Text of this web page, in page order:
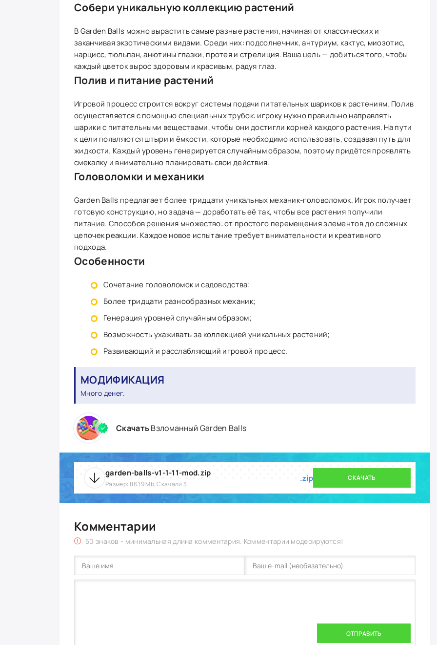
Собери уникальную коллекцию растений
В Garden Balls можно вырастить самые разные растения, начиная от классических и
заканчивая экзотическими видами. Среди них: подсолнечник, антуриум, кактус, миозотис,
нарцисс, тюльпан, анютины глазки, протея и стрелиция. Ваша цель — добиться того, чтобы
каждый цветок вырос здоровым и красивым, радуя глаз.
Полив и питание растений
Игровой процесс строится вокруг системы подачи питательных шариков к растениям. Полив
осуществляется с помощью специальных трубок: игроку нужно правильно направлять
шарики с питательными веществами, чтобы они достигли корней каждого растения. На пути
к цели появляются штыри и ёмкости, которые необходимо использовать, создавая путь для
жидкости. Каждый уровень генерируется случайным образом, поэтому придётся проявлять
смекалку и внимательно планировать свои действия.
Головоломки и механики
Garden Balls предлагает более тридцати уникальных механик-головоломок. Игрок получает
готовую конструкцию, но задача — доработать её так, чтобы все растения получили
питание. Способов решения множество: от простого перемещения элементов до сложных
цепочек реакции. Каждое новое испытание требует внимательности и креативного
подхода.
Особенности
Сочетание головоломок и садоводства;
Более тридцати разнообразных механик;
Генерация уровней случайным образом;
Возможность ухаживать за коллекцией уникальных растений;
Развивающий и расслабляющий игровой процесс.
МОДИФИКАЦИЯ
Много денег.
СкачатьВзломанный Garden Balls
garden-balls-v1-1-11-mod.zip
Размер: 86.19 Mb, Скачали 3
.zip СКАЧАТЬ
Комментарии
50 знаков - минимальная длина комментария. Комментарии модерируются!
ОТПРАВИТЬ